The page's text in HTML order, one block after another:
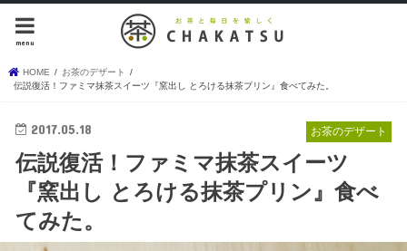
menu
HOME
お茶のデザート
伝説復活！ファミマ抹茶スイーツ『窯出し とろける抹茶プリン』食べてみた。
お茶のデザート
2017.05.18
伝説復活！ファミマ抹茶スイーツ
『窯出し とろける抹茶プリン』食べ
てみた。